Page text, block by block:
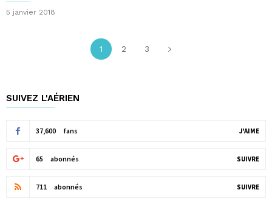
5 janvier 2018
1 2 3
SUIVEZ L'AÉRIEN
37,600 fans J'AIME
65 abonnés SUIVRE
711 abonnés SUIVRE